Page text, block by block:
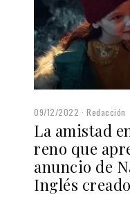
09/12/2022 Redacción
La amistad
reno que
anuncio de
Inglés